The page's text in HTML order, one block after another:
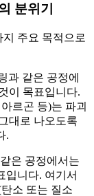
분위기
주요 목적으로
과 같은 공정에
이 목표입니다.
르곤 등)는 파괴
대로 나오도록
.
은 공정에서는
입니다. 여기서
소 또는 질소